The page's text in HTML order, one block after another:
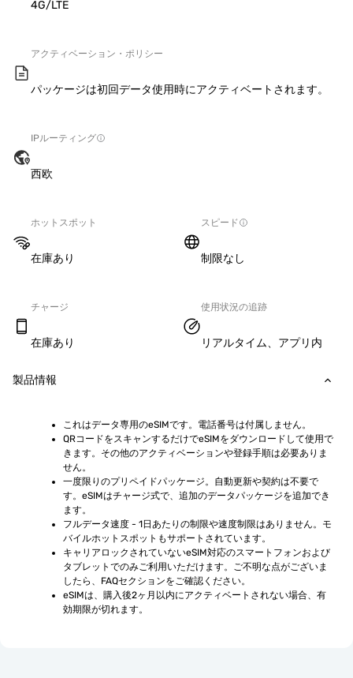
4G/LTE
アクティベーション・ポリシー
パッケージは初回データ使用時にアクティベートされます。
IPルーティング
西欧
ホットスポット
在庫あり
スピード
制限なし
チャージ
在庫あり
使用状況の追跡
リアルタイム、アプリ内
製品情報
これはデータ専用のeSIMです。電話番号は付属しません。
QRコードをスキャンするだけでeSIMをダウンロードして使用で
きます。その他のアクティベーションや登録手順は必要ありま
せん。
一度限りのプリペイドパッケージ。自動更新や契約は不要で
す。eSIMはチャージ式で、追加のデータパッケージを追加でき
ます。
フルデータ速度 - 1日あたりの制限や速度制限はありません。モ
バイルホットスポットもサポートされています。
キャリアロックされていないeSIM対応のスマートフォンおよび
タブレットでのみご利用いただけます。ご不明な点がございま
したら、FAQセクションをご確認ください。
eSIMは、購入後2ヶ月以内にアクティベートされない場合、有
効期限が切れます。